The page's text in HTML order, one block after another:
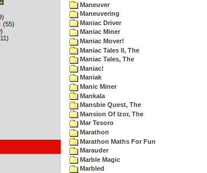
(55)
Maneuver
Maneuvering
Maniac Driver
Maniac Miner
Maniac Mover!
Maniac Tales II, The
Maniac Tales, The
Maniac!
Maniak
Manic Miner
Mankala
Mansbie Quest, The
Mansion Of Izor, The
Mar Tesoro
Marathon
Marathon Maths For Fun
Marauder
Marble Magic
Marbled